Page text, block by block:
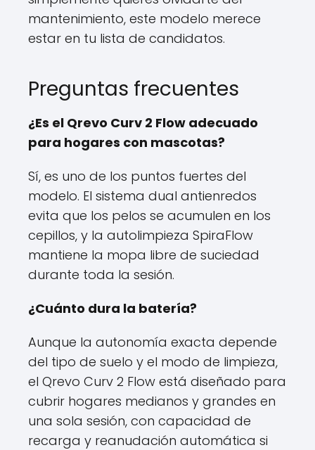
mantenimiento, este modelo merece
estar en tu lista de candidatos.
Preguntas frecuentes
¿Es el Qrevo Curv 2 Flow adecuado
para hogares con mascotas?
Sí, es uno de los puntos fuertes del
modelo. El sistema dual antienredos
evita que los pelos se acumulen en los
cepillos, y la autolimpieza SpiraFlow
mantiene la mopa libre de suciedad
durante toda la sesión.
¿Cuánto dura la batería?
Aunque la autonomía exacta depende
del tipo de suelo y el modo de limpieza,
el Qrevo Curv 2 Flow está diseñado para
cubrir hogares medianos y grandes en
una sola sesión, con capacidad de
recarga y reanudación automática si